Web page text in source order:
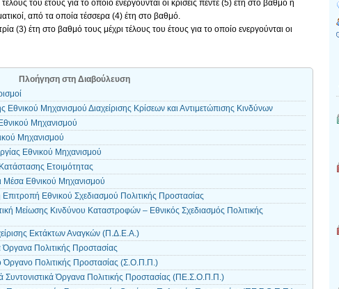
του έτους για το οποίο ενεργούνται οι κρίσεις πέντε (5) έτη στο βαθμό ή
από τα οποία τέσσερα (4) έτη στο βαθμό.
(3) έτη στο βαθμό τους μέχρι τέλους του έτους για το οποίο ενεργούνται οι
Πλοήγηση στη Διαβούλευση
Μηχανισμού Διαχείρισης Κρίσεων και Αντιμετώπισης Κινδύνων
Μηχανισμού
Μηχανισμού
Εθνικού Μηχανισμού
Ετοιμότητας
Μέσα Εθνικού Μηχανισμού
Εθνικού Σχεδιασμού Πολιτικής Προστασίας
Μείωσης Κινδύνου Καταστροφών – Εθνικός Σχεδιασμός Πολιτικής
Εκτάκτων Αναγκών (Π.Δ.Ε.Α.)
Όργανα Πολιτικής Προστασίας
Όργανο Πολιτικής Προστασίας (Σ.Ο.Π.Π.)
Συντονιστικά Όργανα Πολιτικής Προστασίας (ΠΕ.Σ.Ο.Π.Π.)